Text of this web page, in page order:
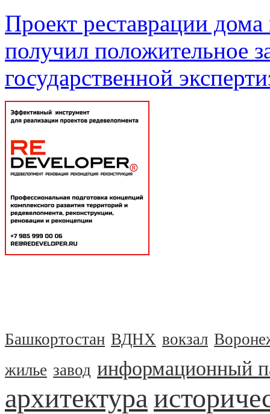
Проект реставрации
получил положительное
государственной
Башкортостан ВДНХ вокзал
жилье завод информационный
архитектура